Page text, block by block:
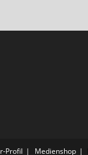
Profil Medienshop